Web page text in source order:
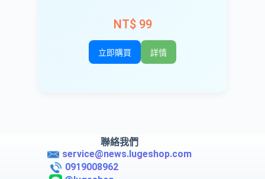
NT$ 99
立即購買 詳情
聯絡我們
service@news.lugeshop.com
0919008962